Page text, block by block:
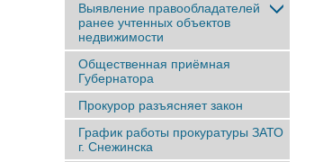
Выявление правообладателей
ранее учтенныx объектов
недвижимости
Общественная приёмная
Губернатора
Прокурор разъясняет закон
График работы прокуратуры ЗАТО
г. Снежинска